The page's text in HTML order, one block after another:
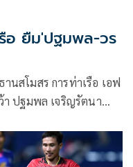
อ ยืม'ปฐมพล-วร
นสโมสร การท่าเรือ เอฟ
ปฐมพล เจริญรัตนา
ย ช่วงเลกสอง ด้วย